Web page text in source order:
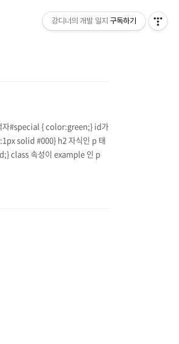
자#special { color:green;} id가
solid #000} h2 자식인 p 태
class 속성이 example 인 p
강디너의 개발 일지 구독하기